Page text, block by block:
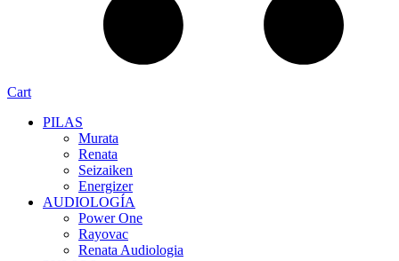
Cart
PILAS
Murata
Renata
Seizaiken
Energizer
AUDIOLOGÍA
Power One
Rayovac
Renata Audiologia